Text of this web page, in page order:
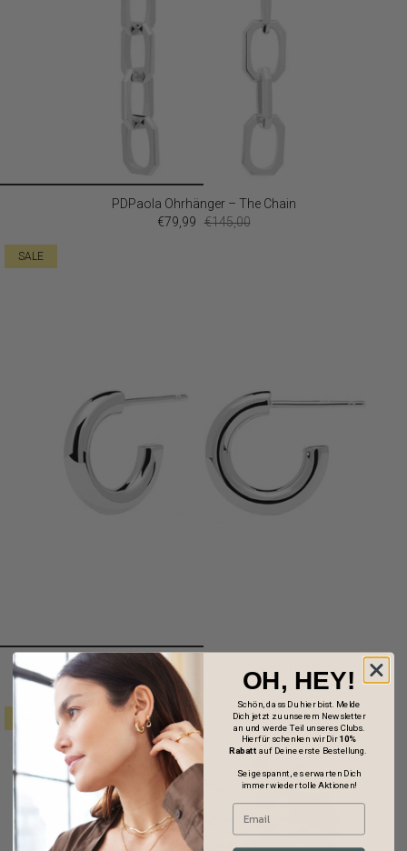
PDPaola Ohrhänger – The Chain
€79,99 €145,00
SALE
PDPaola Creole – Small, Simple And Bold
€35,90
€59,00OH, HEY!
Schön, dass Du hier bist. Melde
Dich jetzt zu unserem Newsletter
an und werde Teil unseres Clubs.
Hierfür schenken wir Dir10%
Rabatt auf Deine erste Bestellung.
Sei gespannt, es erwarten Dich
immer wieder tolle Aktionen!